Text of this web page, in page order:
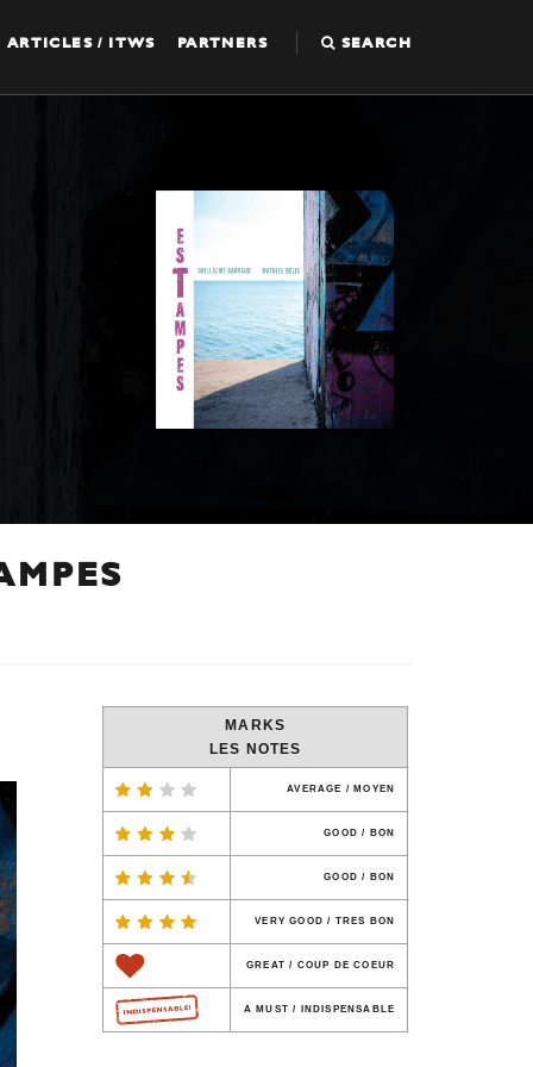
ARTICLES / ITWS PARTNERS SEARCH
MARKS
LES NOTES
AVERAGE / MOYEN
GOOD / BON
GOOD / BON
VERY GOOD / TRES BON
GREAT / COUP DE COEUR
A MUST / INDISPENSABLE